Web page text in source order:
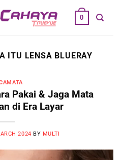
0
ITU LENSA BLUERAY
Pakai & Jaga Mata
di Era Layar
2024 BY MULTI